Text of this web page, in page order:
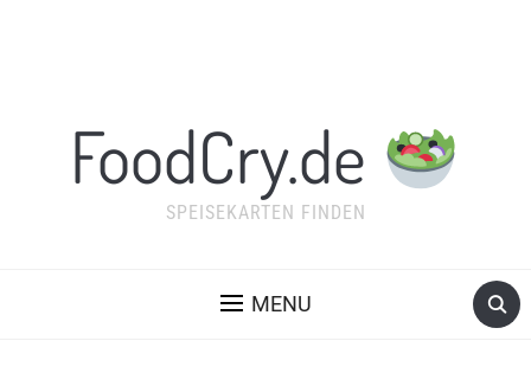
FoodCry.de
SPEISEKARTEN FINDEN
MENU